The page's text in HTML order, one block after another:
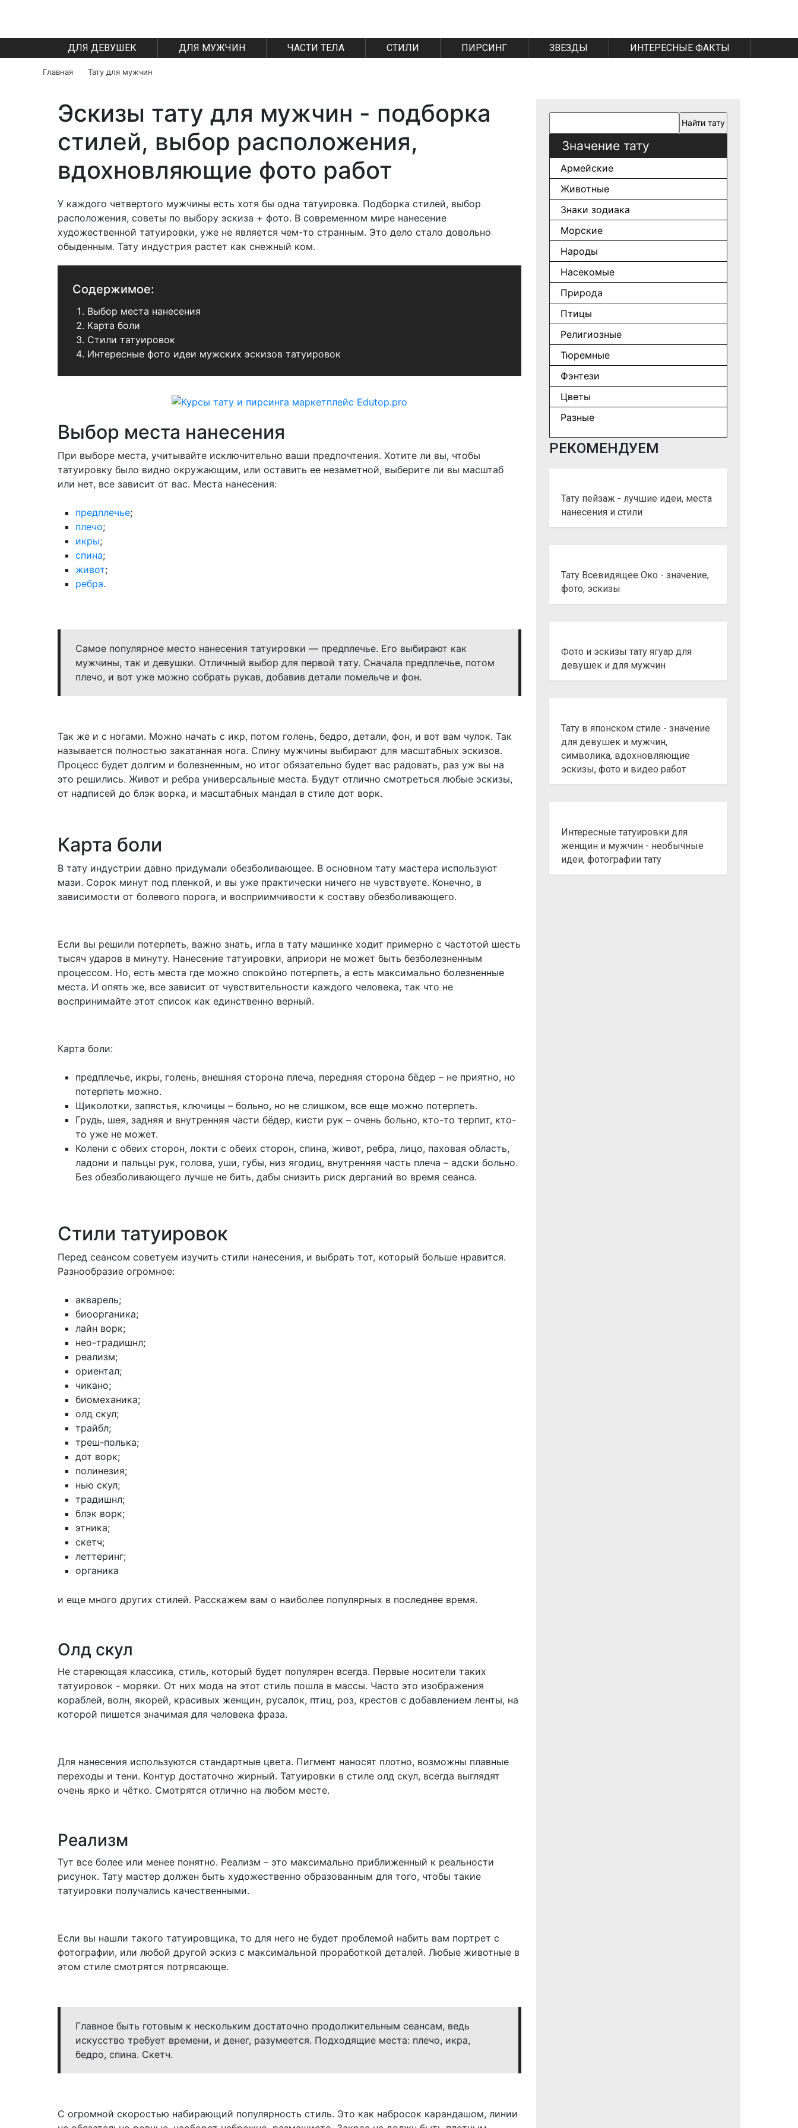
ДЛЯ ДЕВУШЕК ДЛЯ МУЖЧИН ЧАСТИ ТЕЛА СТИЛИ ПИРСИНГ ЗВЕЗДЫ ИНТЕРЕСНЫЕ ФАКТЫ
Главная Тату для мужчин
Эскизы тату для мужчин - подборка
стилей, выбор расположения,
вдохновляющие фото работ
У каждого четвертого мужчины есть хотя бы одна татуировка. Подборка стилей, выбор
расположения, советы по выбору эскиза + фото. В современном мире нанесение
художественной татуировки, уже не является чем-то странным. Это дело стало довольно
обыденным. Тату индустрия растет как снежный ком.
Содержимое:
Выбор места нанесения
Карта боли
Стили татуировок
Интересные фото идеи мужских эскизов татуировок
Выбор места нанесения
При выборе места, учитывайте исключительно ваши предпочтения. Хотите ли вы, чтобы
татуировку было видно окружающим, или оставить ее незаметной, выберите ли вы масштаб
или нет, все зависит от вас. Места нанесения:
предплечье;
плечо;
икры;
спина;
живот;
ребра.
Самое популярное место нанесения татуировки — предплечье. Его выбирают как
мужчины, так и девушки. Отличный выбор для первой тату. Сначала предплечье, потом
плечо, и вот уже можно собрать рукав, добавив детали помельче и фон.
Так же и с ногами. Можно начать с икр, потом голень, бедро, детали, фон, и вот вам чулок. Так
называется полностью закатанная нога. Спину мужчины выбирают для масштабных эскизов.
Процесс будет долгим и болезненным, но итог обязательно будет вас радовать, раз уж вы на
это решились. Живот и ребра универсальные места. Будут отлично смотреться любые эскизы,
от надписей до блэк ворка, и масштабных мандал в стиле дот ворк.
Карта боли
В тату индустрии давно придумали обезболивающее. В основном тату мастера используют
мази. Сорок минут под пленкой, и вы уже практически ничего не чувствуете. Конечно, в
зависимости от болевого порога, и восприимчивости к составу обезболивающего.
Если вы решили потерпеть, важно знать, игла в тату машинке ходит примерно с частотой шесть
тысяч ударов в минуту. Нанесение татуировки, априори не может быть безболезненным
процессом. Но, есть места где можно спокойно потерпеть, а есть максимально болезненные
места. И опять же, все зависит от чувствительности каждого человека, так что не
воспринимайте этот список как единственно верный.
Карта боли:
предплечье, икры, голень, внешняя сторона плеча, передняя сторона бёдер – не приятно, но
потерпеть можно.
Щиколотки, запястья, ключицы – больно, но не слишком, все еще можно потерпеть.
Грудь, шея, задняя и внутренняя части бёдер, кисти рук – очень больно, кто-то терпит, кто-
то уже не может.
Колени с обеих сторон, локти с обеих сторон, спина, живот, ребра, лицо, паховая область,
ладони и пальцы рук, голова, уши, губы, низ ягодиц, внутренняя часть плеча – адски больно.
Без обезболивающего лучше не бить, дабы снизить риск дерганий во время сеанса.
Стили татуировок
Перед сеансом советуем изучить стили нанесения, и выбрать тот, который больше нравится.
Разнообразие огромное:
акварель;
биоорганика;
лайн ворк;
нео-традишнл;
реализм;
ориентал;
чикано;
биомеханика;
олд скул;
трайбл;
треш-полька;
дот ворк;
полинезия;
нью скул;
традишнл;
блэк ворк;
этника;
скетч;
леттеринг;
органика
и еще много других стилей. Расскажем вам о наиболее популярных в последнее время.
Олд скул
Не стареющая классика, стиль, который будет популярен всегда. Первые носители таких
татуировок - моряки. От них мода на этот стиль пошла в массы. Часто это изображения
кораблей, волн, якорей, красивых женщин, русалок, птиц, роз, крестов с добавлением ленты, на
которой пишется значимая для человека фраза.
Для нанесения используются стандартные цвета. Пигмент наносят плотно, возможны плавные
переходы и тени. Контур достаточно жирный. Татуировки в стиле олд скул, всегда выглядят
очень ярко и чётко. Смотрятся отлично на любом месте.
Реализм
Тут все более или менее понятно. Реализм – это максимально приближенный к реальности
рисунок. Тату мастер должен быть художественно образованным для того, чтобы такие
татуировки получались качественными.
Если вы нашли такого татуировщика, то для него не будет проблемой набить вам портрет с
фотографии, или любой другой эскиз с максимальной проработкой деталей. Любые животные в
этом стиле смотрятся потрясающе.
Главное быть готовым к нескольким достаточно продолжительным сеансам, ведь
искусство требует времени, и денег, разумеется. Подходящие места: плечо, икра,
бедро, спина. Скетч.
С огромной скоростью набирающий популярность стиль. Это как набросок карандашом, линии
Значение тату
Армейские
Животные
Знаки зодиака
Морские
Народы
Насекомые
Природа
Птицы
Религиозные
Тюремные
Фэнтези
Цветы
Разные
РЕКОМЕНДУЕМ
Тату пейзаж - лучшие идеи, места
нанесения и стили
Тату Всевидящее Око - значение,
фото, эскизы
Фото и эскизы тату ягуар для
девушек и для мужчин
Тату в японском стиле - значение
для девушек и мужчин,
символика, вдохновляющие
эскизы, фото и видео работ
Интересные татуировки для
женщин и мужчин - необычные
идеи, фотографии тату